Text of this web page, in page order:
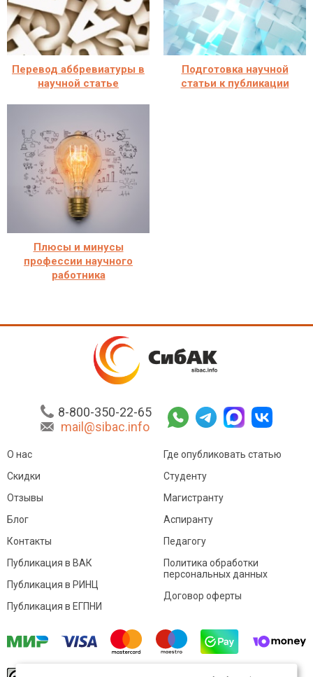
Перевод аббревиатуры в
научной статье
Подготовка научной
статьи к публикации
Плюсы и минусы
профессии научного
работника
8-800-350-22-65
mail@sibac.info
О нас
Скидки
Отзывы
Блог
Контакты
Где опубликовать статью
Студенту
Магистранту
Аспиранту
Педагогу
Публикация в ВАК
Публикация в РИНЦ
Публикация в ЕГПНИ
Политика обработки
персональных данных
Договор оферты